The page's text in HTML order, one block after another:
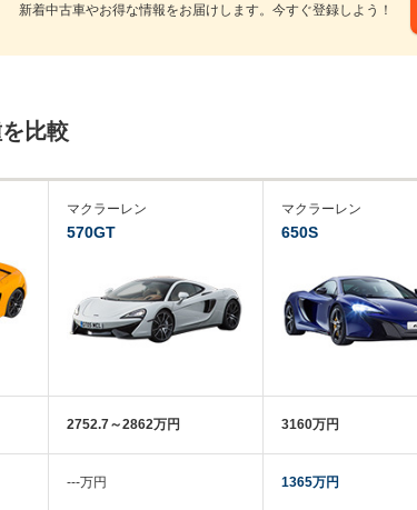
新着中古車やお得な情報をお届けします。今すぐ登録しよう！
比較
マクラーレン
570GT
2752.7～2862万円
‐‐‐万円
マクラーレン
650S
3160万円
1365万円